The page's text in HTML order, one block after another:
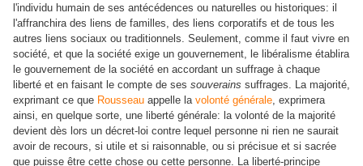
l'individu humain de ses antécédences ou naturelles ou historiques: il
l'affranchira des liens de familles, des liens corporatifs et de tous les
autres liens sociaux ou traditionnels. Seulement, comme il faut vivre en
société, et que la société exige un gouvernement, le libéralisme établira
le gouvernement de la société en accordant un suffrage à chaque
liberté et en faisant le compte de ses souverains suffrages. La majorité,
exprimant ce que Rousseau appelle la volonté générale, exprimera
ainsi, en quelque sorte, une liberté générale: la volonté de la majorité
devient dès lors un décret-loi contre lequel personne ni rien ne saurait
avoir de recours, si utile et si raisonnable, ou si précisue et si sacrée
que puisse être cette chose ou cette personne. La liberté-principe